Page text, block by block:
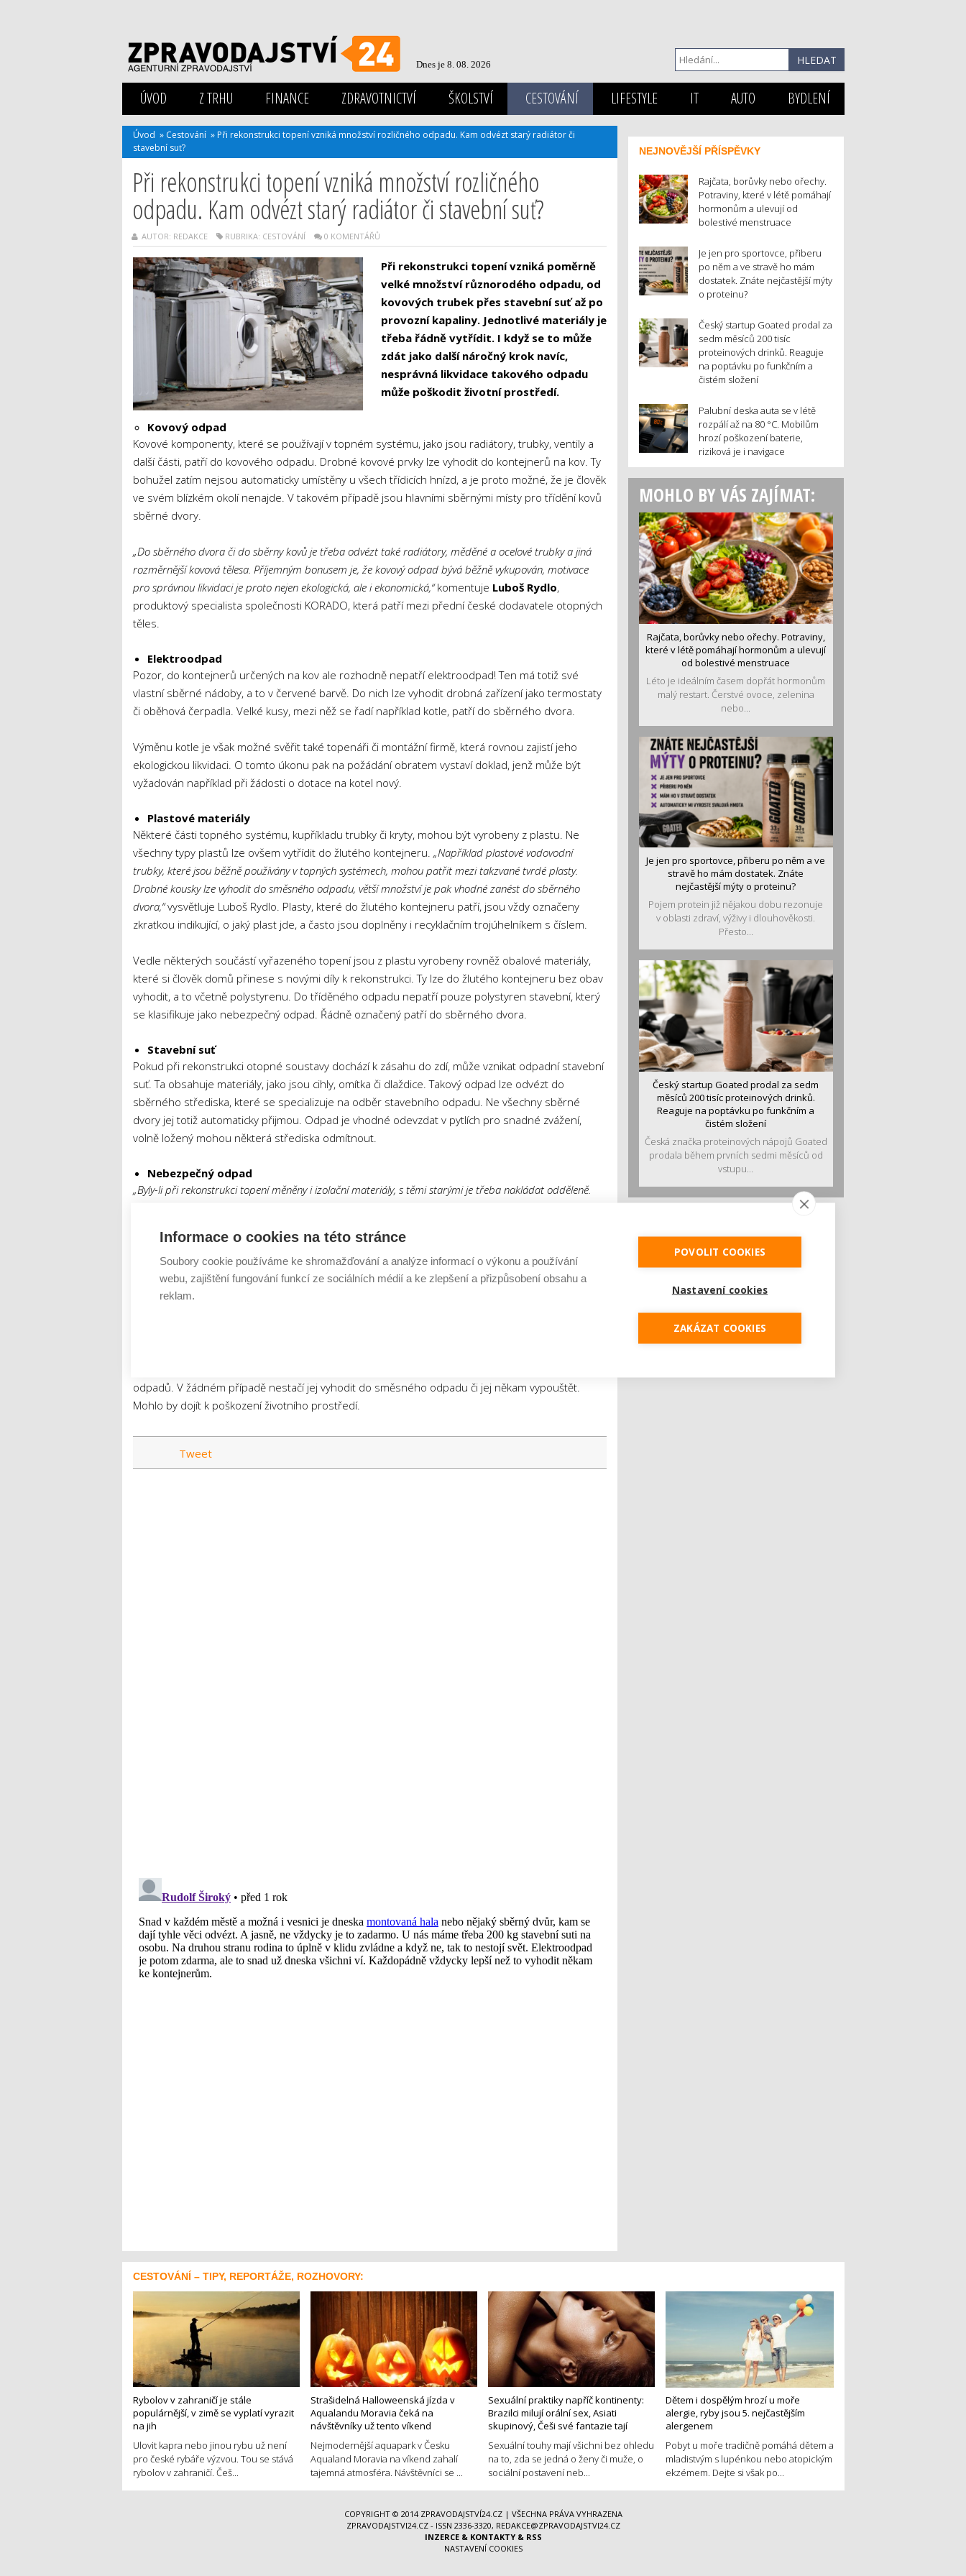
Dnes je 8. 08. 2026
ÚVOD Z TRHU FINANCE ZDRAVOTNICTVÍ ŠKOLSTVÍ CESTOVÁNÍ LIFESTYLE IT AUTO BYDLENÍ
Úvod » Cestování » Při rekonstrukci topení vzniká množství rozličného odpadu. Kam odvézt starý radiátor či
stavební suť?
Při rekonstrukci topení vzniká množství rozličného
odpadu. Kam odvézt starý radiátor či stavební suť?
AUTOR: REDAKCE RUBRIKA: CESTOVÁNÍ 0 KOMENTÁŘŮ
Při rekonstrukci topení vzniká poměrně
velké množství různorodého odpadu, od
kovových trubek přes stavební suť až po
provozní kapaliny. Jednotlivé materiály je
třeba řádně vytřídit. I když se to může
zdát jako další náročný krok navíc,
nesprávná likvidace takového odpadu
může poškodit životní prostředí.
Kovový odpad
Kovové komponenty, které se používají v topném systému, jako jsou radiátory, trubky, ventily a
další části, patří do kovového odpadu. Drobné kovové prvky lze vyhodit do kontejnerů na kov. Ty
bohužel zatím nejsou automaticky umístěny u všech třídicích hnízd, a je proto možné, že je člověk
ve svém blízkém okolí nenajde. V takovém případě jsou hlavními sběrnými místy pro třídění kovů
sběrné dvory.
„Do sběrného dvora či do sběrny kovů je třeba odvézt také radiátory, měděné a ocelové trubky a jiná
rozměrnější kovová tělesa. Příjemným bonusem je, že kovový odpad bývá běžně vykupován, motivace
pro správnou likvidaci je proto nejen ekologická, ale i ekonomická,“komentuje Luboš Rydlo,
produktový specialista společnosti KORADO, která patří mezi přední české dodavatele otopných
těles.
Elektroodpad
Pozor, do kontejnerů určených na kov ale rozhodně nepatří elektroodpad! Ten má totiž své
vlastní sběrné nádoby, a to v červené barvě. Do nich lze vyhodit drobná zařízení jako termostaty
či oběhová čerpadla. Velké kusy, mezi něž se řadí například kotle, patří do sběrného dvora.
Výměnu kotle je však možné svěřit také topenáři či montážní firmě, která rovnou zajistí jeho
ekologickou likvidaci. O tomto úkonu pak na požádání obratem vystaví doklad, jenž může být
vyžadován například při žádosti o dotace na kotel nový.
Plastové materiály
Některé části topného systému, kupříkladu trubky či kryty, mohou být vyrobeny z plastu. Ne
všechny typy plastů lze ovšem vytřídit do žlutého kontejneru. „Například plastové vodovodní
trubky, které jsou běžně používány v topných systémech, mohou patřit mezi takzvané tvrdé plasty.
Drobné kousky lze vyhodit do směsného odpadu, větší množství je pak vhodné zanést do sběrného
dvora,“vysvětluje Luboš Rydlo. Plasty, které do žlutého kontejneru patří, jsou vždy označeny
zkratkou indikující, o jaký plast jde, a často jsou doplněny i recyklačním trojúhelníkem s číslem.
Vedle některých součástí vyřazeného topení jsou z plastu vyrobeny rovněž obalové materiály,
které si člověk domů přinese s novými díly k rekonstrukci. Ty lze do žlutého kontejneru bez obav
vyhodit, a to včetně polystyrenu. Do tříděného odpadu nepatří pouze polystyren stavební, který
se klasifikuje jako nebezpečný odpad. Řádně označený patří do sběrného dvora.
Stavební suť
Pokud při rekonstrukci otopné soustavy dochází k zásahu do zdí, může vznikat odpadní stavební
suť. Ta obsahuje materiály, jako jsou cihly, omítka či dlaždice. Takový odpad lze odvézt do
sběrného střediska, které se specializuje na odběr stavebního odpadu. Ne všechny sběrné
dvory jej totiž automaticky přijmou. Odpad je vhodné odevzdat v pytlích pro snadné zvážení,
volně ložený mohou některá střediska odmítnout.
Nebezpečný odpad
„Byly-li při rekonstrukci topení měněny i izolační materiály, s těmi starými je třeba nakládat odděleně.
řádně označíte,“vysvětluje Luboš Rydlo. Izolační materiál bez škodlivin přijmou běžně i ve sběrném
dvoře, nebezpečné odpady je však třeba odevzdat na skládce, která má oprávnění s nimi
nakládat.
odpadů. V žádném případě nestačí jej vyhodit do směsného odpadu či jej někam vypouštět.
Mohlo by dojít k poškození životního prostředí.
Tweet
NEJNOVĚJŠÍ PŘÍSPĚVKY
Rajčata, borůvky nebo ořechy.
Potraviny, které v létě pomáhají
hormonům a ulevují od
bolestivé menstruace
Je jen pro sportovce, přiberu
po něm a ve stravě ho mám
dostatek. Znáte nejčastější mýty
o proteinu?
Český startup Goated prodal za
sedm měsíců 200 tisíc
proteinových drinků. Reaguje
na poptávku po funkčním a
čistém složení
Palubní deska auta se v létě
rozpálí až na 80 °C. Mobilům
hrozí poškození baterie,
riziková je i navigace
MOHLO BY VÁS ZAJÍMAT:
Rajčata, borůvky nebo ořechy. Potraviny,
které v létě pomáhají hormonům a ulevují
od bolestivé menstruace
Léto je ideálním časem dopřát hormonům
malý restart. Čerstvé ovoce, zelenina
nebo...
Je jen pro sportovce, přiberu po něm a ve
stravě ho mám dostatek. Znáte
nejčastější mýty o proteinu?
Pojem protein již nějakou dobu rezonuje
v oblasti zdraví, výživy i dlouhověkosti.
Přesto...
Český startup Goated prodal za sedm
měsíců 200 tisíc proteinových drinků.
Reaguje na poptávku po funkčním a
čistém složení
Česká značka proteinových nápojů Goated
prodala během prvních sedmi měsíců od
vstupu...
CESTOVÁNÍ – TIPY, REPORTÁŽE, ROZHOVORY:
Rybolov v zahraničí je stále
populárnější, v zimě se vyplatí vyrazit
na jih
Ulovit kapra nebo jinou rybu už není
pro české rybáře výzvou. Tou se stává
rybolov v zahraničí. Češ...
Strašidelná Halloweenská jízda v
Aqualandu Moravia čeká na
návštěvníky už tento víkend
Nejmodernější aquapark v Česku
Aqualand Moravia na víkend zahalí
tajemná atmosféra. Návštěvníci se ...
Sexuální praktiky napříč kontinenty:
Brazilci milují orální sex, Asiati
skupinový, Češi své fantazie tají
Sexuální touhy mají všichni bez ohledu
na to, zda se jedná o ženy či muže, o
sociální postavení neb...
Dětem i dospělým hrozí u moře
alergie, ryby jsou 5. nejčastějším
alergenem
Pobyt u moře tradičně pomáhá dětem a
mladistvým s lupénkou nebo atopickým
ekzémem. Dejte si však po...
COPYRIGHT © 2014 ZPRAVODAJSTVÍ24.CZ| VŠECHNA PRÁVA VYHRAZENA
ZPRAVODAJSTVI24.CZ - ISSN 2336-3320, REDAKCE@ZPRAVODAJSTVI24.CZ
INZERCE& KONTAKTY& RSS
NASTAVENÍ COOKIES
Informace o cookies na této stránce
Soubory cookie používáme ke shromažďování a analýze informací o výkonu a používání
webu, zajištění fungování funkcí ze sociálních médií a ke zlepšení a přizpůsobení obsahu a
reklam.
POVOLIT COOKIES
Nastavení cookies
ZAKÁZAT COOKIES